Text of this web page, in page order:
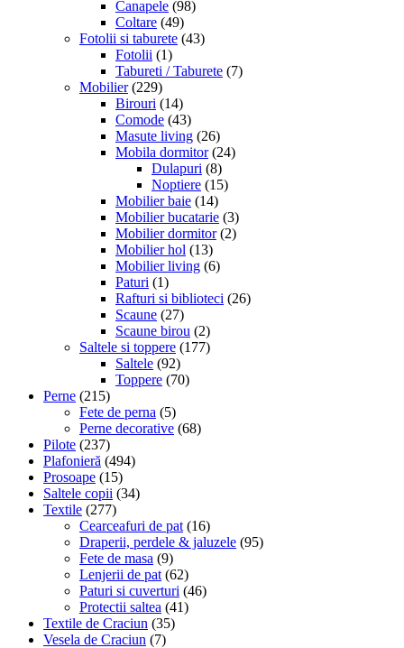
Canapele (98)
Coltare (49)
Fotolii si taburete (43)
Fotolii (1)
Tabureti / Taburete (7)
Mobilier (229)
Birouri (14)
Comode (43)
Masute living (26)
Mobila dormitor (24)
Dulapuri (8)
Noptiere (15)
Mobilier baie (14)
Mobilier bucatarie (3)
Mobilier dormitor (2)
Mobilier hol (13)
Mobilier living (6)
Paturi (1)
Rafturi si biblioteci (26)
Scaune (27)
Scaune birou (2)
Saltele si toppere (177)
Saltele (92)
Toppere (70)
Perne (215)
Fete de perna (5)
Perne decorative (68)
Pilote (237)
Plafonieră (494)
Prosoape (15)
Saltele copii (34)
Textile (277)
Cearceafuri de pat (16)
Draperii, perdele & jaluzele (95)
Fete de masa (9)
Lenjerii de pat (62)
Paturi si cuverturi (46)
Protectii saltea (41)
Textile de Craciun (35)
Vesela de Craciun (7)